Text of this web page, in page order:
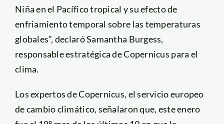
Niña en el Pacífico tropical y su efecto de
enfriamiento temporal sobre las temperaturas
globales”, declaró Samantha Burgess,
responsable estratégica de Copernicus para el
clima.
Los expertos de Copernicus, el servicio europeo
de cambio climático, señalaron que, este enero